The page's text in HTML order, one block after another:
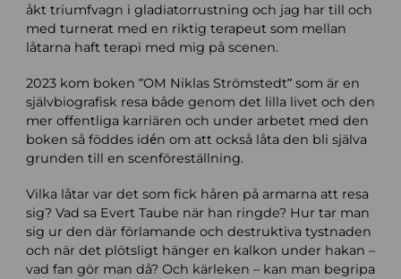
åkt triumfvagn i gladiatorrustning och jag har till och
med turnerat med en riktig terapeut som mellan
låtarna haft terapi med mig på scenen.
2023 kom boken ”OM Niklas Strömstedt” som är en
självbiografisk resa både genom det lilla livet och den
mer offentliga karriären och under arbetet med den
boken så föddes idén om att också låta den bli själva
grunden till en scenföreställning.
Vilka låtar var det som fick håren på armarna att resa
sig? Vad sa Evert Taube när han ringde? Hur tar man
sig ur den där förlamande och destruktiva tystnaden
och när det plötsligt hänger en kalkon under hakan –
vad fan gör man då? Och kärleken – kan man begripa